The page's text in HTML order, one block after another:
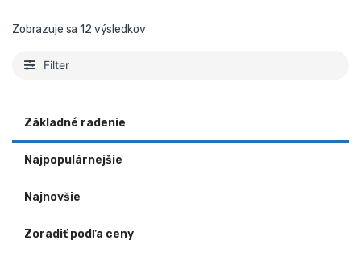
Zobrazuje sa 12 výsledkov
Filter
Základné radenie
Najpopulárnejšie
Najnovšie
Zoradiť podľa ceny